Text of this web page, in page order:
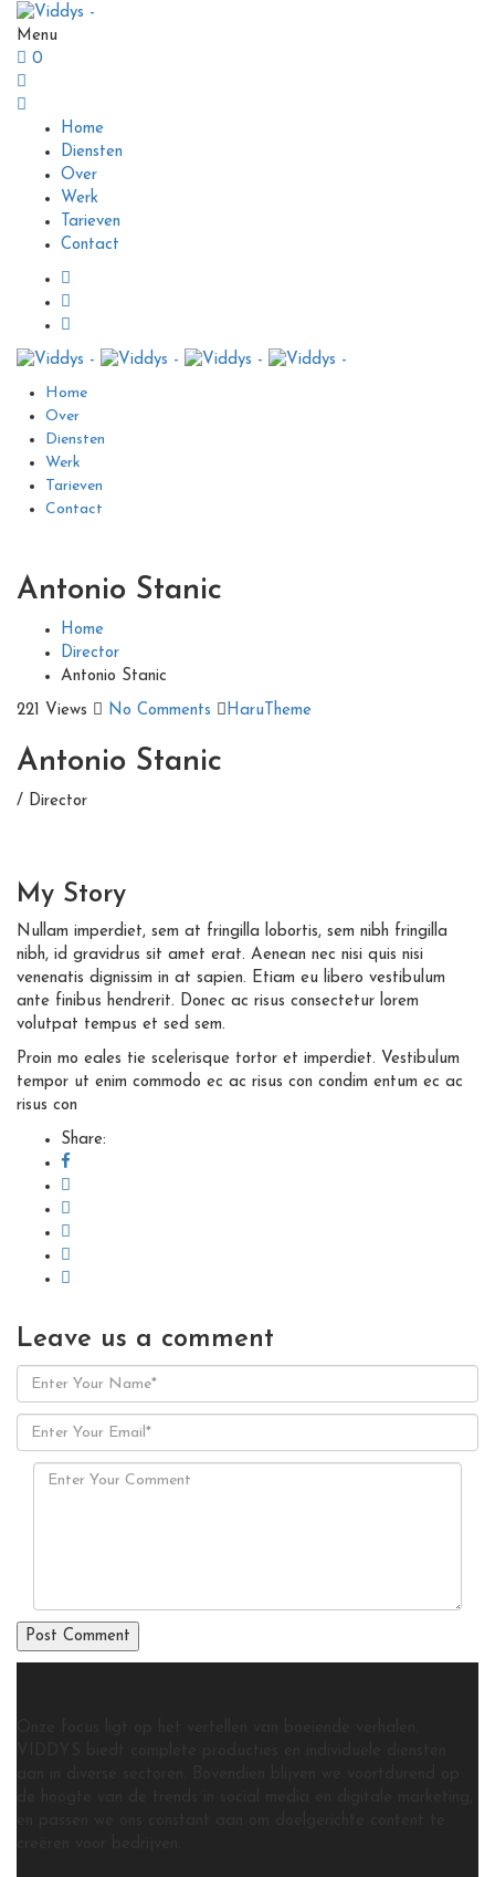
Menu
0
Home
Diensten
Over
Werk
Tarieven
Contact
Home
Over
Diensten
Werk
Tarieven
Contact
Antonio Stanic
Home
Director
Antonio Stanic
221 Views No Comments HaruTheme
Antonio Stanic
/ Director
My Story
Nullam imperdiet, sem at fringilla lobortis, sem nibh fringilla
nibh, id gravidrus sit amet erat. Aenean nec nisi quis nisi
venenatis dignissim in at sapien. Etiam eu libero vestibulum
ante finibus hendrerit. Donec ac risus consectetur lorem
volutpat tempus et sed sem.
Proin mo eales tie scelerisque tortor et imperdiet. Vestibulum
tempor ut enim commodo ec ac risus con condim entum ec ac
risus con
Share:
Leave us a comment